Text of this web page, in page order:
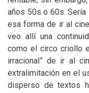
años 50s o 60s.
esa forma de ir al
veo allí una
como el circo criollo
irracional” de ir al
extralimitación en el
disperso de textos